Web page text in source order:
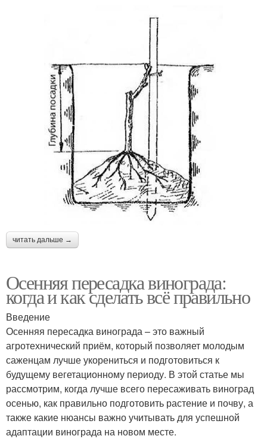
читать дальше →
Осенняя пересадка винограда:
когда и как сделать всё правильно
Введение
Осенняя пересадка винограда – это важный
агротехнический приём, который позволяет молодым
саженцам лучше укорениться и подготовиться к
будущему вегетационному периоду. В этой статье мы
рассмотрим, когда лучше всего пересаживать виноград
осенью, как правильно подготовить растение и почву, а
также какие нюансы важно учитывать для успешной
адаптации винограда на новом месте.